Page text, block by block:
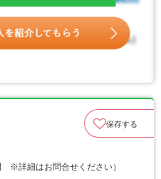
保存する
※詳細はお問合せください）